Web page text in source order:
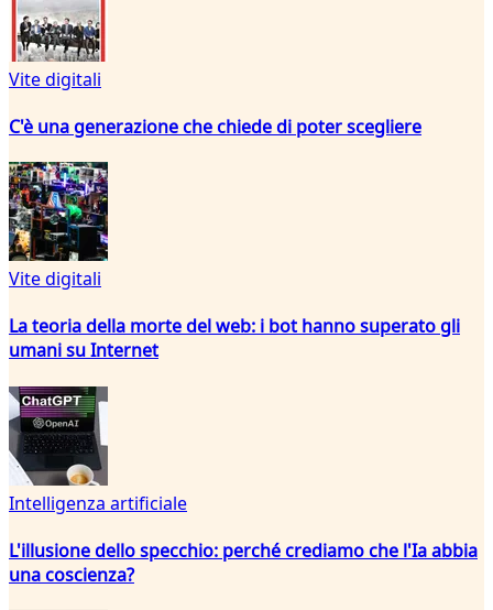
Vite digitali
C'è una generazione che chiede di poter scegliere
Vite digitali
La teoria della morte del web: i bot hanno superato gli
umani su Internet
Intelligenza artificiale
L'illusione dello specchio: perché crediamo che l'Ia abbia
una coscienza?